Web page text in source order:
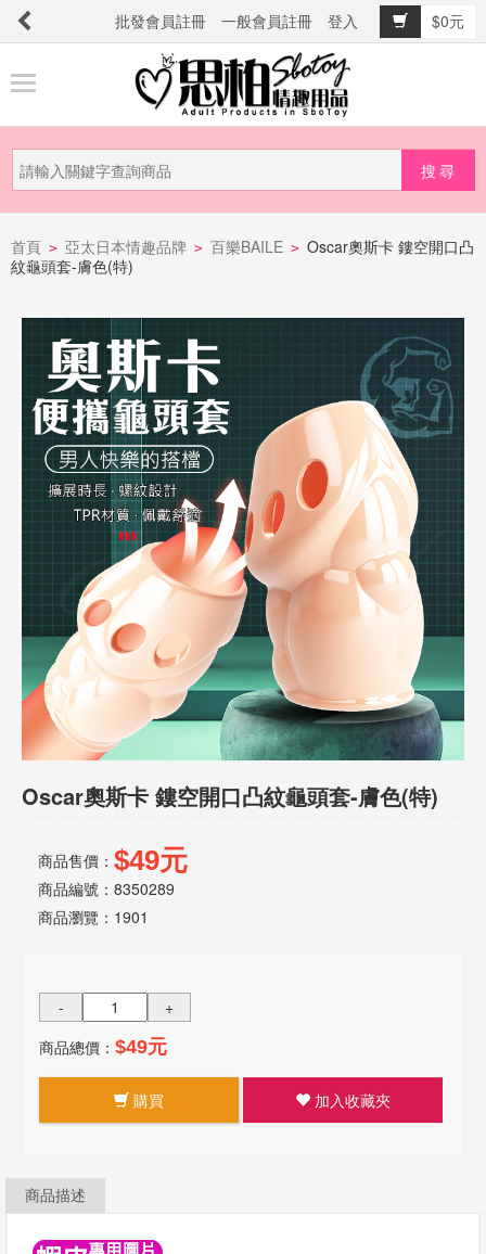
批發會員註冊 一般會員註冊 登入
$0元
品
新
品
上
電
或
發
明
首頁 > 亞太日本情趣品牌 > 百樂BAILE > Oscar奧斯卡 鏤空開口凸
紋龜頭套-膚色(特)
Oscar奧斯卡 鏤空開口凸紋龜頭套-膚色(特)
商品售價： $49元
商品編號：8350289
商品瀏覽： 1901
-
+
商品總價： $49元
購買 加入收藏夾
商品描述